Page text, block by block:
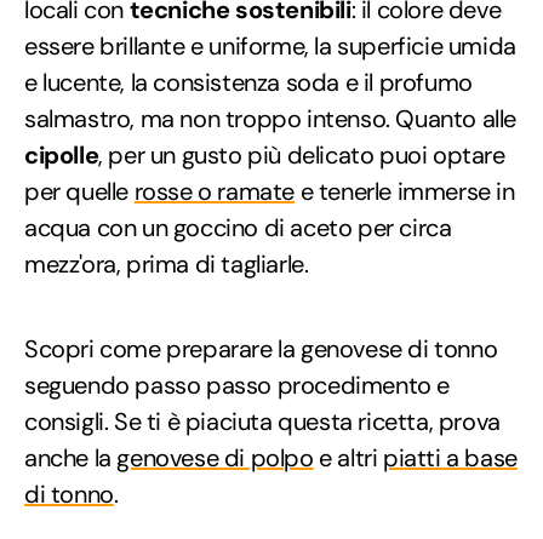
locali contecniche sostenibili: il colore deve
essere brillante e uniforme, la superficie umida
e lucente, la consistenza soda e il profumo
salmastro, ma non troppo intenso. Quanto alle
cipolle, per un gusto più delicato puoi optare
per quelle rosse o ramate e tenerle immerse in
acqua con un goccino di aceto per circa
mezz'ora, prima di tagliarle.
Scopri come preparare la genovese di tonno
seguendo passo passo procedimento e
consigli. Se ti è piaciuta questa ricetta, prova
anche la genovese di polpo e altri piatti a base
di tonno.